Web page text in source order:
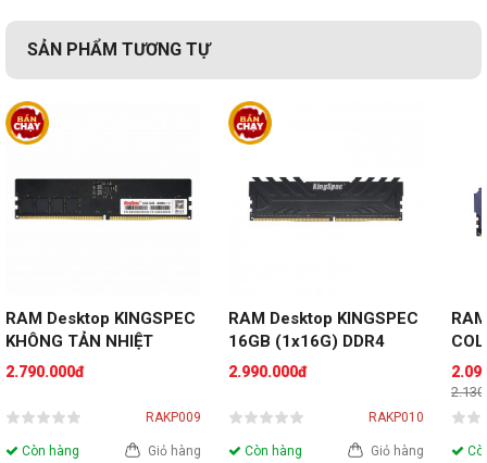
SẢN PHẨM TƯƠNG TỰ
RAM Desktop KINGSPEC
KHÔNG TẢN NHIỆT
16GB (1x16GB)
2.790.000đ
RAKP009
Còn hàng Giỏ hàng
RAM Desktop KINGSPEC
16GB (1x16G) DDR4
3200MHz Gaming Storm
2.990.000đ
RAKP010
Còn hàng Giỏ hàng